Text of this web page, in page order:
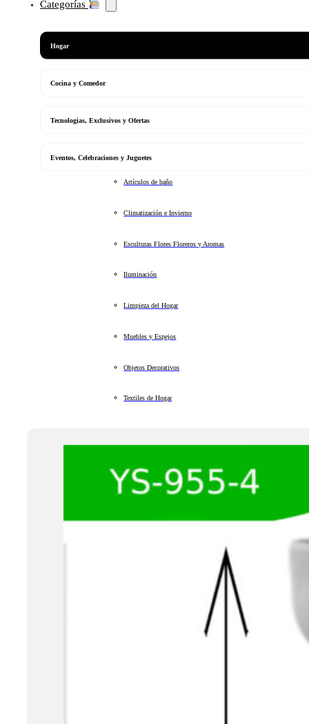
Categorías
Hogar
Cocina y Comedor
Tecnologias, Exclusivos y Ofertas
Eventos, Celebraciones y Juguetes
Artículos de baño
Climatización e Invierno
Esculturas Flores Floreros y Aromas
Iluminación
Limpieza del Hogar
Muebles y Espejos
Objetos Decorativos
Textiles de Hogar